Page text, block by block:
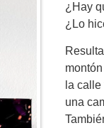
¿Hay
¿Lo
la
una